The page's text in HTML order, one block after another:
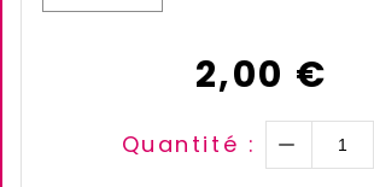
2,00 €
Quantité :